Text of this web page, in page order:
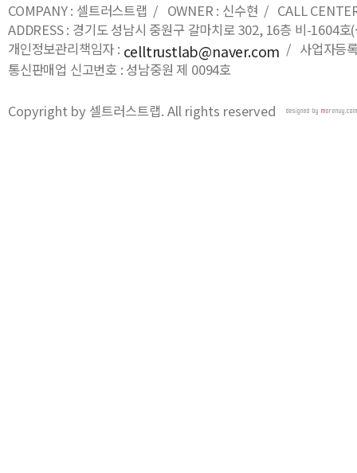
COMPANY : 셀트러스트랩 / OWNER : 신수현 / CALL
ADDRESS : 경기도 성남시 중원구 갈마치로 302, 16층 비-1604
개인정보관리책임자 : celltrustlab@naver.com / 사업자등
통신판매업 신고번호 : 성남중원 제 0094호
Copyright by 셀트러스트랩. All rights reserved